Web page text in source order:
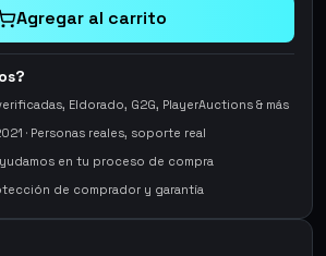
Agregar al carrito
Eldorado, G2G, PlayerAuctions & más
· Personas reales, soporte real
en tu proceso de compra
de comprador y garantía